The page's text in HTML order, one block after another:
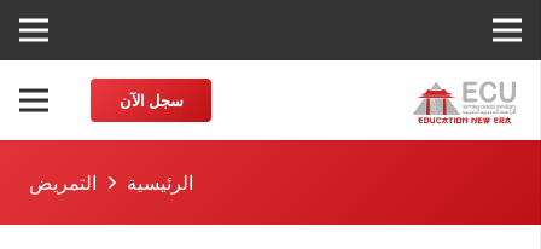
سجل الآن
الرئيسية التمريض